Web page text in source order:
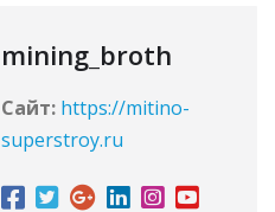
mining_broth
Сайт: https://mitino-
superstroy.ru